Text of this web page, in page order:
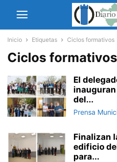
Inicio Etiquetas Ciclos formativos
Ciclos formativos
El
del...
Prensa
Finalizan
edificio
para...